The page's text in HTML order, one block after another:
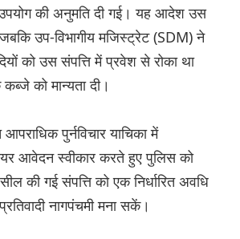
की अनुमति दी गई। यह आदेश उस
जबकि उप-विभागीय मजिस्ट्रेट (SDM) ने
को उस संपत्ति में प्रवेश से रोका था
को मान्यता दी।
पुर्नविचार याचिका में
दायर आवेदन स्वीकार करते हुए पुलिस को
की गई संपत्ति को एक निर्धारित अवधि
नागपंचमी मना सकें।